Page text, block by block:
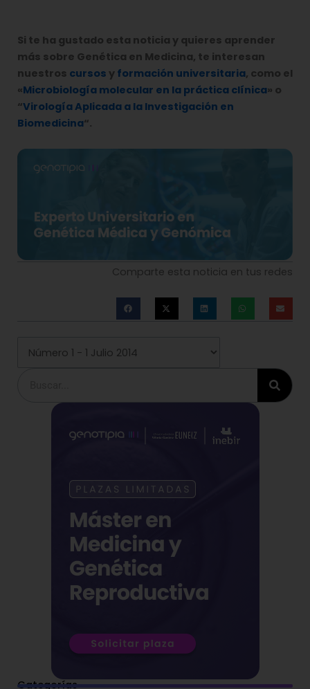
Si te ha gustado esta noticia y quieres aprender
más sobre Genética en Medicina, te interesan
nuestros cursos y formación universitaria, como el
«Microbiología molecular en la práctica clínica» o
“Virología Aplicada a la Investigación en
Biomedicina“.
Comparte esta noticia en tus redes
Categorías